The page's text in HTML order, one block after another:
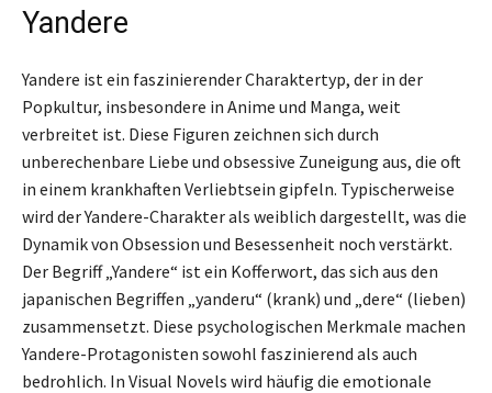
Yandere
Yandere ist ein faszinierender Charaktertyp, der in der
Popkultur, insbesondere in Anime und Manga, weit
verbreitet ist. Diese Figuren zeichnen sich durch
unberechenbare Liebe und obsessive Zuneigung aus, die oft
in einem krankhaften Verliebtsein gipfeln. Typischerweise
wird der Yandere-Charakter als weiblich dargestellt, was die
Dynamik von Obsession und Besessenheit noch verstärkt.
Der Begriff „Yandere“ ist ein Kofferwort, das sich aus den
japanischen Begriffen „yanderu“ (krank) und „dere“ (lieben)
zusammensetzt. Diese psychologischen Merkmale machen
Yandere-Protagonisten sowohl faszinierend als auch
bedrohlich. In Visual Novels wird häufig die emotionale